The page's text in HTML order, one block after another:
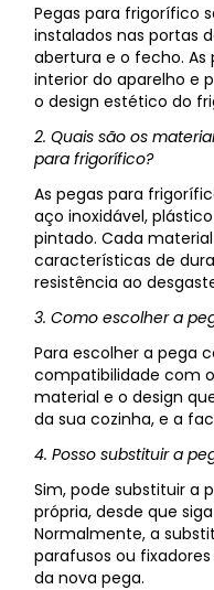
Pegas para frigorífico
instalados nas portas
abertura e o fecho.
interior do aparelho e
o design estético do
2. Quais são os
para frigorífico?
As pegas para
aço inoxidável,
pintado. Cada
características de
resistência ao
3. Como escolher a
Para escolher a pega
compatibilidade com
material e o design
da sua cozinha, e a
4. Posso substituir a
Sim, pode substituir a
própria, desde que
Normalmente, a
parafusos ou
da nova pega.